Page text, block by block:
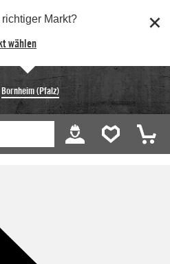
richtiger Markt?
wählen
Bornheim (Pfalz)